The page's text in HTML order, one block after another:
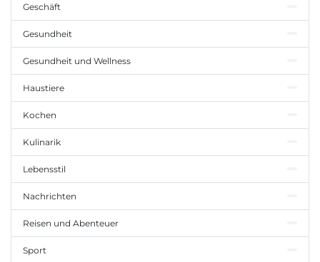
Geschäft
Gesundheit
Gesundheit und Wellness
Haustiere
Kochen
Kulinarik
Lebensstil
Nachrichten
Reisen und Abenteuer
Sport